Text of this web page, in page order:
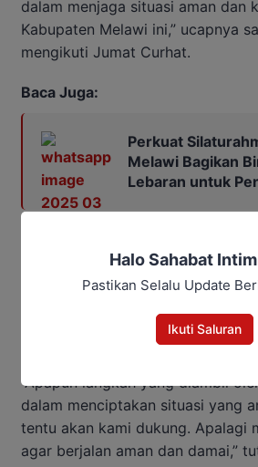
dalam menjaga situasi aman dan
Kabupaten Melawi ini,” ucapnya
mengikuti Jumat Curhat.
Baca Juga:
Perkuat
Melawi Bagikan
Lebaran untuk
MABT Kabupaten Melawi. Ia
upaya Polres Melawi dalam
Kamtibmas yang aman dan damai
“Apapun langkah yang diambil
dalam menciptakan situasi yang
tentu akan kami dukung. Apalagi
agar berjalan aman dan damai,”
Halo Sahabat
Pastikan Selalu Update
Ikuti Saluran